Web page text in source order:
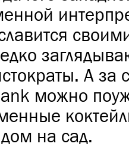
А за
можно
на сад.